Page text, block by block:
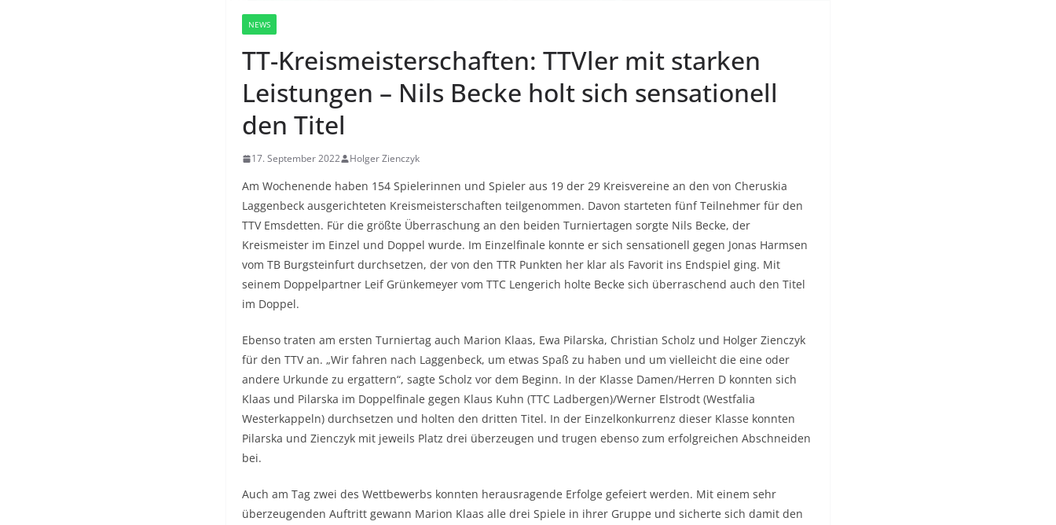
NEWS
TT-Kreismeisterschaften: TTVler mit starken
Leistungen – Nils Becke holt sich sensationell
den Titel
17. September 2022 Holger Zienczyk
Am Wochenende haben 154 Spielerinnen und Spieler aus 19 der 29 Kreisvereine an den von Cheruskia
Laggenbeck ausgerichteten Kreismeisterschaften teilgenommen. Davon starteten fünf Teilnehmer für den
TTV Emsdetten. Für die größte Überraschung an den beiden Turniertagen sorgte Nils Becke, der
Kreismeister im Einzel und Doppel wurde. Im Einzelfinale konnte er sich sensationell gegen Jonas Harmsen
vom TB Burgsteinfurt durchsetzen, der von den TTR Punkten her klar als Favorit ins Endspiel ging. Mit
seinem Doppelpartner Leif Grünkemeyer vom TTC Lengerich holte Becke sich überraschend auch den Titel
im Doppel.
Ebenso traten am ersten Turniertag auch Marion Klaas, Ewa Pilarska, Christian Scholz und Holger Zienczyk
für den TTV an. „Wir fahren nach Laggenbeck, um etwas Spaß zu haben und um vielleicht die eine oder
andere Urkunde zu ergattern“, sagte Scholz vor dem Beginn. In der Klasse Damen/Herren D konnten sich
Klaas und Pilarska im Doppelfinale gegen Klaus Kuhn (TTC Ladbergen)/Werner Elstrodt (Westfalia
Westerkappeln) durchsetzen und holten den dritten Titel. In der Einzelkonkurrenz dieser Klasse konnten
Pilarska und Zienczyk mit jeweils Platz drei überzeugen und trugen ebenso zum erfolgreichen Abschneiden
bei.
Auch am Tag zwei des Wettbewerbs konnten herausragende Erfolge gefeiert werden. Mit einem sehr
überzeugenden Auftritt gewann Marion Klaas alle drei Spiele in ihrer Gruppe und sicherte sich damit den